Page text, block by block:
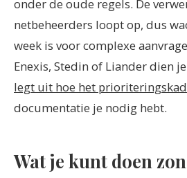
onder de oude regels. De
netbeheerders loopt op, dus
week is voor complexe
Enexis, Stedin of Liander dien
legt uit hoe het
documentatie je nodig hebt.
Wat je kunt doen